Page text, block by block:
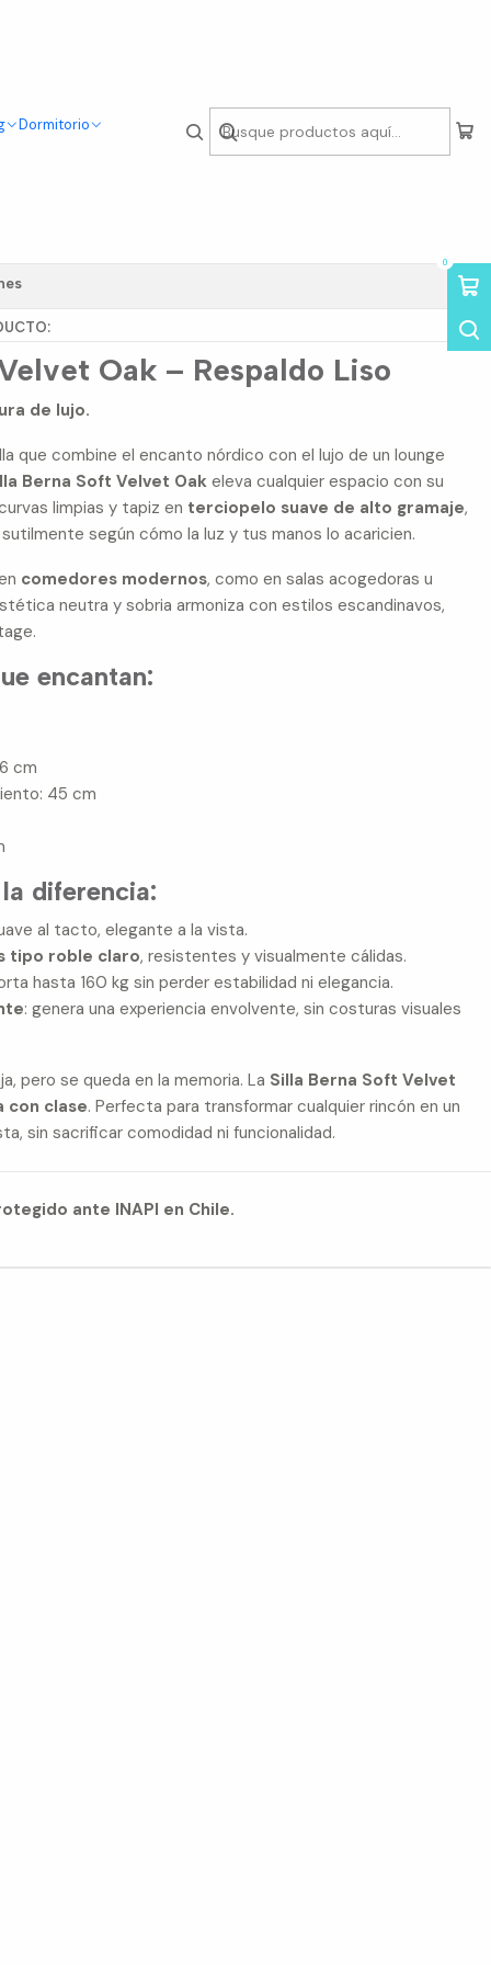
Dormitorio
0
Berna Velvet Oak
Oak – Respaldo Liso
de lujo.
que combine el encanto nórdico con el lujo de un lounge
Berna Soft Velvet Oak eleva cualquier espacio con su
limpias y tapiz en terciopelo suave de alto gramaje,
según cómo la luz y tus manos lo acaricien.
comedores modernos, como en salas acogedoras u
neutra y sobria armoniza con estilos escandinavos,
encantan:
cm
45 cm
diferencia:
al tacto, elegante a la vista.
tipo roble claro, resistentes y visualmente cálidas.
hasta 160 kg sin perder estabilidad ni elegancia.
: genera una experiencia envolvente, sin costuras visuales
pero se queda en la memoria. La Silla Berna Soft Velvet
con clase. Perfecta para transformar cualquier rincón en un
sin sacrificar comodidad ni funcionalidad.
ante INAPI en Chile.